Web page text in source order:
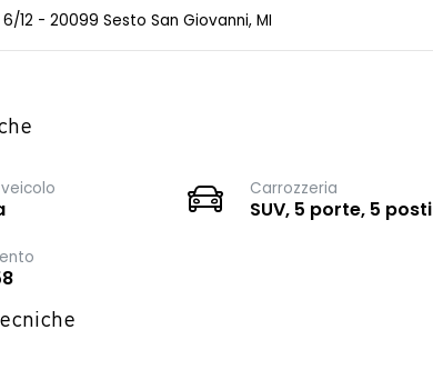
12 - 20099 Sesto San Giovanni, MI
Carrozzeria
SUV, 5 porte, 5 posti